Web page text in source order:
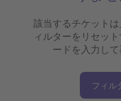
該当するチケット
ィルターをリセッ
ードを入力して
フィル